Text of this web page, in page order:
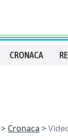
CRONACA
Cronaca